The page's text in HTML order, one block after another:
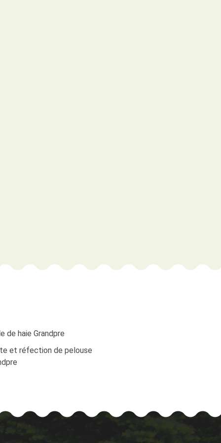
de haie Grandpre
et réfection de pelouse